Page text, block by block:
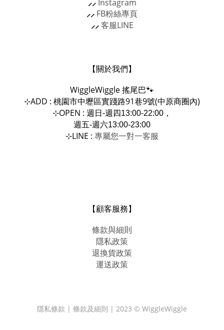
⸝⸝ Instagram
⸝⸝ FB粉絲專頁
⸝⸝客服LINE
【關於我們】
WiggleWiggle搖尾巴🐾
⊹ADD : 桃園市中壢區實踐路91巷9號(中原商圈內)
⊹OPEN : 週日-週四13:00-22:00，
週五-週六13:00-23:00
⊹LINE : 專屬您一對一客服
【顧客服務】
條款與細則
隱私政策
退換貨政策
運送政策
隱私條款 | 條款及細則 | 2023 © WiggleWiggle